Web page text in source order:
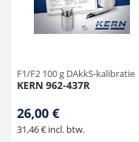
F1/F2 100 g DAkkS-kalibratie
KERN 962-437R
26,00 €
31,46 € incl. btw.